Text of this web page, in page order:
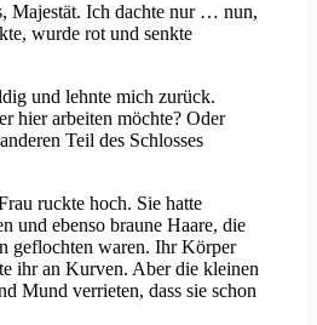
Majestät. Ich dachte nur … nun,
wurde rot und senkte
und lehnte mich zurück.
hier arbeiten möchte? Oder
Teil des Schlosses
ruckte hoch. Sie hatte
und ebenso braune Haare, die
geflochten waren. Ihr Körper
ihr an Kurven. Aber die kleinen
Mund verrieten, dass sie schon